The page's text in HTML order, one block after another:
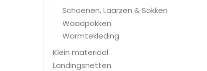
Schoenen, Laarzen & Sokken
Waadpakken
Warmtekleding
Klein materiaal
Landingsnetten